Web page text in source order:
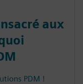
aux
PDM !